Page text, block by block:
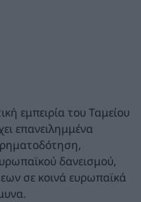
εμπειρία του Ταμείου
επανειλημμένα
δανεισμού,
σε κοινά ευρωπαϊκά